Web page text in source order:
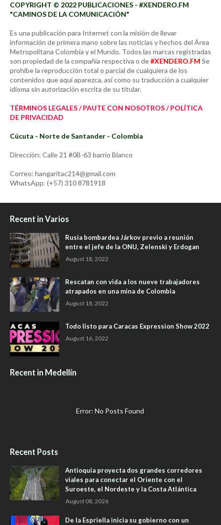
COPYRIGHT © 2022 PUBLICACIONES - #XENDERO.FM
"CAMINOS DE LA COMUNICACIÓN"
Es una publicación para Internet con la misión de llevar
información de primera mano sobre las noticias y hechos del Área
Metropolitana Colombia y el Mundo. Todos las marcas registradas
son propiedad de la compañía respectiva o de#XENDERO.FM Se
prohíbe la reproducción total o parcial de cualquiera de los
contenidos que aquí aparezca, así como su traducción a cualquier
idioma sin autorización escrita de su titular.
TÉRMINOS LEGALES / PAUTE CON NOSOTROS / POLÍTICA
DE PRIVACIDAD
Cúcuta - Norte de Santander - Colombia
Dirección: Calle 21 #0B-63 barrio Blanco
Correo: hangaritac214@gmail.com
WhatsApp: (+57) 310 8781918
Recent in Varios
Rusia bombardea Járkov previo a reunión
entre el jefe de la ONU, Zelenski y Erdogan
August 18, 2022
Rescatan con vida a los nueve trabajadores
atrapados en una mina de Colombia
August 18, 2022
Todo listo para Caracas Expression Show 2022
August 16, 2022
Recent in Medellín
Error: No Posts Found
Recent Posts
Antioquia proyecta dos grandes corredores
viales para conectar el Oriente con el
Suroeste, el Nordeste y la Costa Atlántica
August 08, 2026
De la Espriella inicia su gobierno con un